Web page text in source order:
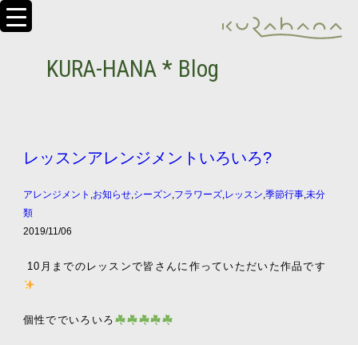
KURA-HANA * Blog
レッスンアレンジメントいろいろ?
アレンジメント ,お知らせ,シーズン,フラワーズ,レッスン,季節行事,未分
類
2019/11/06
10月までのレッスンで皆さんに作っていただいた作品です
個性ででいろいろ